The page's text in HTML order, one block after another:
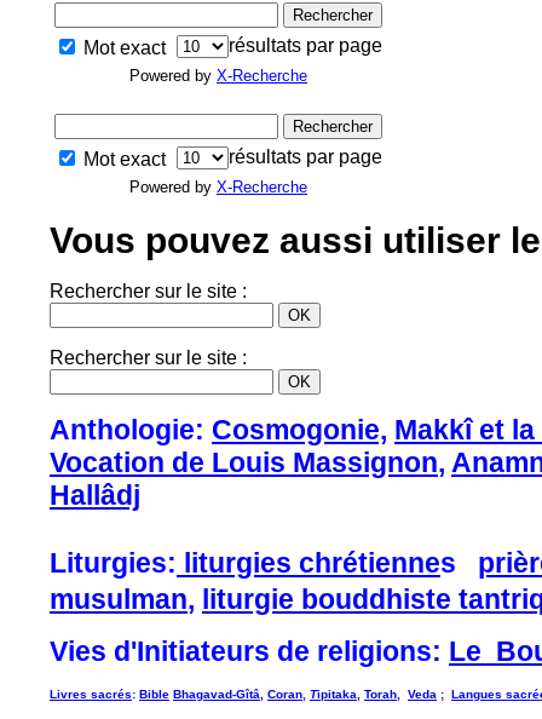
Mot exact résultats par page
Powered by X-Recherche
Mot exact résultats par page
Powered by X-Recherche
Vous pouvez aussi utiliser
Rechercher sur le site :
Rechercher sur le site :
Anthologie: Cosmogonie, Makkî et
Vocation de Louis Massignon,
Hallâdj
Liturgies: liturgies chrétiennes
musulman, liturgie bouddhiste
Vies d'Initiateurs de religions: Le
Livres sacrés: Bible Bhagavad-Gîtâ Coran Tipitaka Torah, Veda ; Langues